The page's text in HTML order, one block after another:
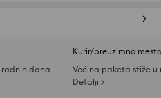
radnih dana
Kurir/preuzimno mesto
Većina paketa stiže u
Detalji >